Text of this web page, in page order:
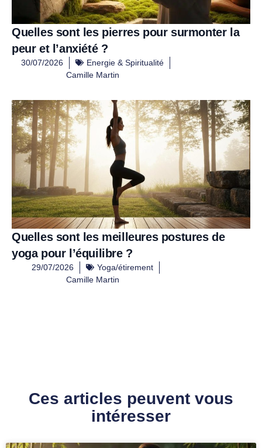
Quelles sont les pierres pour surmonter la
peur et l’anxiété ?
30/07/2026
Energie & Spiritualité
Camille Martin
Quelles sont les meilleures postures de
yoga pour l’équilibre ?
29/07/2026
Yoga/étirement
Camille Martin
Ces articles peuvent vous
intéresser